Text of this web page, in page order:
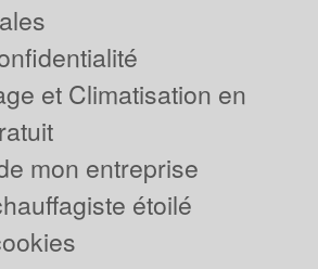
et Climatisation en
mon entreprise
étoilé